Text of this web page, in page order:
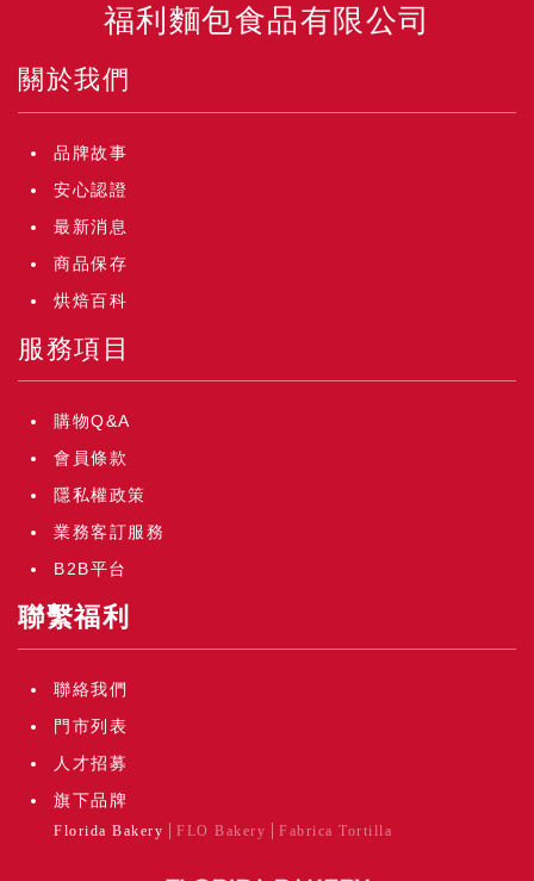
福利麵包食品有限公司
關於我們
品牌故事
安心認證
最新消息
商品保存
烘焙百科
服務項目
購物Q&A
會員條款
隱私權政策
業務客訂服務
B2B平台
聯繫福利
聯絡我們
門市列表
人才招募
旗下品牌
Florida Bakery FLO Bakery Fabrica Tortilla